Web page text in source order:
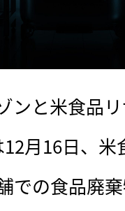
ンと米食品
月16日、米
での食品廃